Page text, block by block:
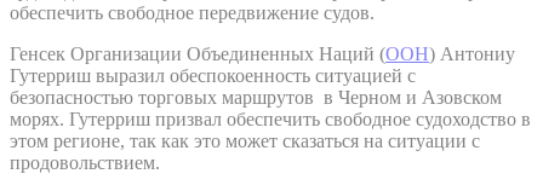
обеспечить свободное передвижение судов.
Генсек Организации Объединенных Наций (ООН) Антониу
Гутерриш выразил обеспокоенность ситуацией с
безопасностью торговых маршрутов в Черном и Азовском
морях. Гутерриш призвал обеспечить свободное судоходство в
этом регионе, так как это может сказаться на ситуации с
продовольствием.